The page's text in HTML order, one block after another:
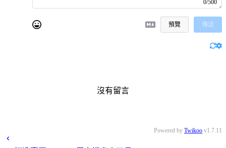
0/500
預覽 傳送
沒有留言
Powered by Twikoo v1.7.11